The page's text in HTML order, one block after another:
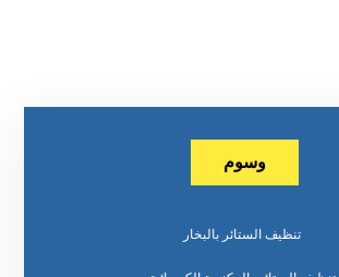
وسوم
تنظيف الستائر بالبخار